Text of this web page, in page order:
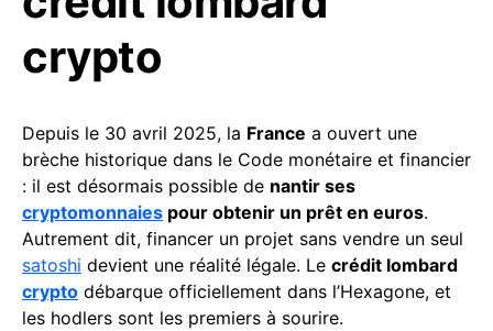
crypto
Depuis le 30 avril 2025, la France a ouvert une
brèche historique dans le Code monétaire et financier
: il est désormais possible de nantir ses
cryptomonnaies pour obtenir un prêt en euros.
Autrement dit, financer un projet sans vendre un seul
satoshi devient une réalité légale. Le crédit lombard
crypto débarque officiellement dans l’Hexagone, et
les hodlers sont les premiers à sourire.